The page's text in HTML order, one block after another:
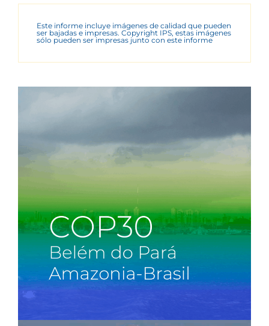
Este informe incluye imágenes de calidad que pueden
ser bajadas e impresas. Copyright IPS, estas imágenes
sólo pueden ser impresas junto con este informe